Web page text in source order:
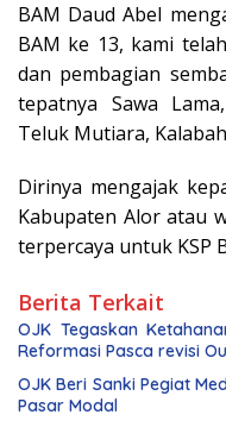
BAM Daud Abel
BAM ke 13, kami
dan pembagian
tepatnya Sawa
Teluk Mutiara,
Dirinya mengajak
Kabupaten Alor atau
terpercaya untuk KSP
Berita Terkait
OJK Tegaskan
Reformasi Pasca revisi
OJK Beri Sanki Pegiat
Pasar Modal